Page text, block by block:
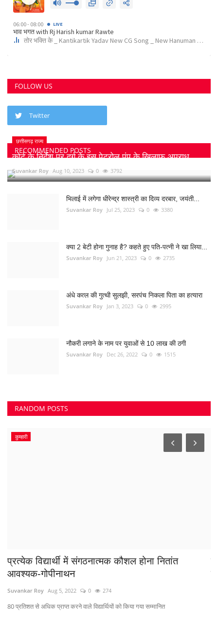
FOLLOW US
Twitter
RECOMMENDED POSTS
छत्तीसगढ़ राज्य
कोर्ट के निर्देश पर दुर्ग के इस पेट्रोल पंप के खिलाफ अपराध...
Suvankar Roy Aug 10, 2023 0 3792
भिलाई में लगेगा धीरेन्द्र शास्त्री का दिव्य दरबार, जयंती...
Suvankar Roy Jul 25, 2023 0 3380
क्या 2 बेटी होना गुनाह है? कहते हुए पति-पत्नी ने खा लिया...
Suvankar Roy Jun 21, 2023 0 2735
अंधे कत्ल की गुत्थी सुलझी, सरपंच निकला पिता का हत्यारा
Suvankar Roy Jan 3, 2023 0 2995
नौकरी लगाने के नाम पर युवाओं से 10 लाख की ठगी
Suvankar Roy Dec 26, 2022 0 1515
RANDOM POSTS
कुम्हारी
प्रत्येक विद्यार्थी में संगठनात्मक कौशल होना नितांत
आवश्यक-गोपीनाथन
Suvankar Roy Aug 5, 2022 0 274
80 प्रतिशत से अधिक प्राप्त करने वाले विद्यार्थियों को किया गया सम्मानित